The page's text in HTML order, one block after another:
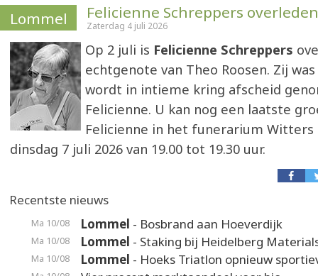
Lommel Felicienne Schreppers overleden
Zaterdag 4 juli 2026
Op 2 juli is Felicienne Schreppers
echtgenote van Theo Roosen. Zij was
wordt in intieme kring afscheid
Felicienne. U kan nog een laatste
Felicienne in het funerarium
dinsdag 7 juli 2026 van 19.00 tot 19.30 uur.
Recentste nieuws
Ma 10/08 Lommel - Bosbrand aan Hoeverdijk
Ma 10/08 Lommel - Staking bij Heidelberg
Ma 10/08 Lommel - Hoeks Triatlon opnieuw